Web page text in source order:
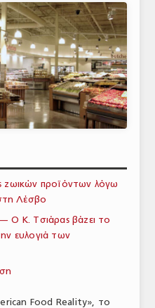
ζωικών προϊόντων λόγω
Λέσβο
Ο Κ. Τσιάρας βάζει το
ευλογιά των
Food Reality», το